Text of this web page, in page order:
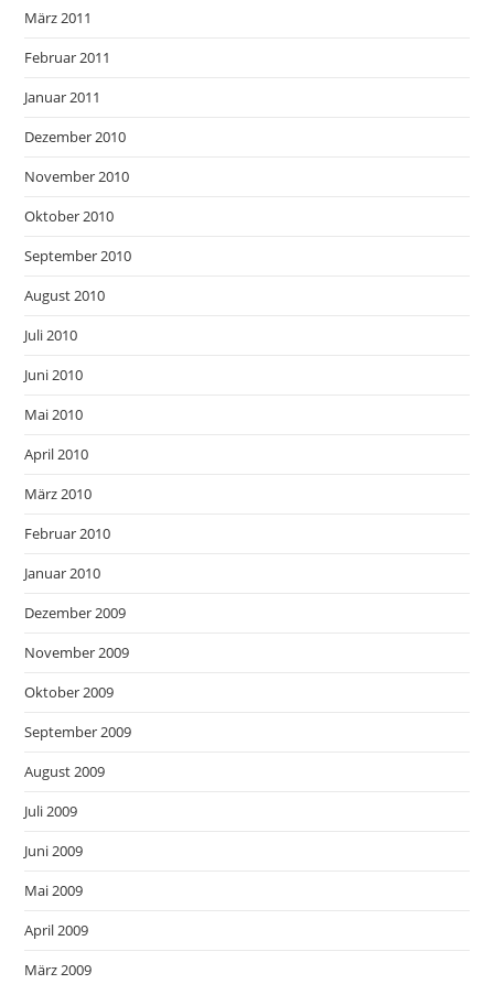
März 2011
Februar 2011
Januar 2011
Dezember 2010
November 2010
Oktober 2010
September 2010
August 2010
Juli 2010
Juni 2010
Mai 2010
April 2010
März 2010
Februar 2010
Januar 2010
Dezember 2009
November 2009
Oktober 2009
September 2009
August 2009
Juli 2009
Juni 2009
Mai 2009
April 2009
März 2009